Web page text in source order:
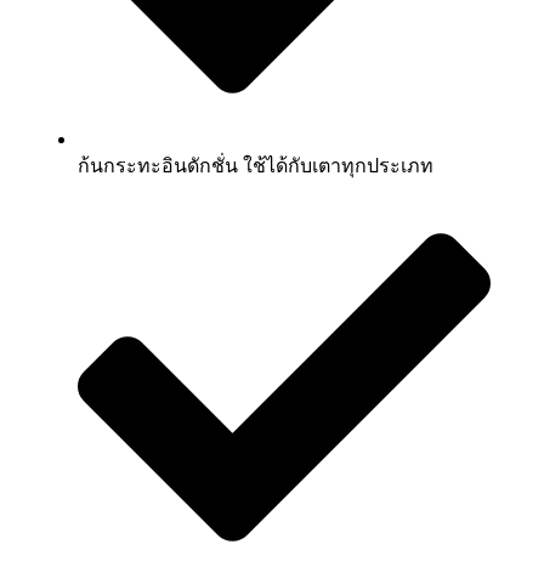
ก้นกระทะอินดักชั่น ใช้ได้กับเตาทุกประเภท